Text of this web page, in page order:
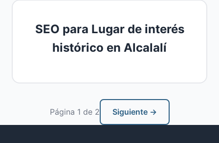
SEO para Lugar de interés
histórico en Alcalalí
Página 1 de 2 Siguiente →